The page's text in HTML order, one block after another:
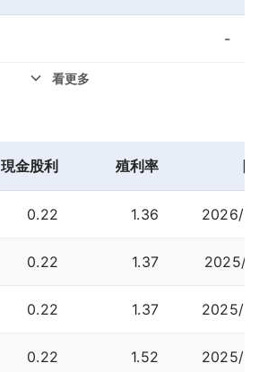
-
看更多
現金股利 殖利率
0.22 1.36 2026/
0.22 1.37 2025/
0.22 1.37 2025/
0.22 1.52 2025/